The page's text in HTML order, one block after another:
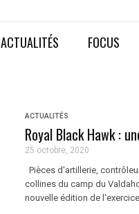
ACTUALITÉS FOCUS
ACTUALITÉS
Royal Black Hawk :
25 octobre, 2020
Pièces d'artillerie,
collines du camp du
nouvelle édition de